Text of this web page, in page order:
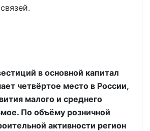
в основной капитал
четвёртое место в России,
малого и среднего
По объёму розничной
активности регион